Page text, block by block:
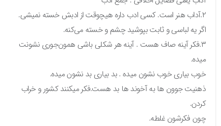
اگر یه لباسی و ثابت بپوشید چشم و خسته می‌کنه.
۳.فکر آینه صاف هست . آینه هر شکلی باشی همون‌جوری نشونت
میده.
خوب بیاری خوب نشون میده . بد بیاری بد نشون میده.
ذهنیت جوون ها به آخوند ها بد هست.فکر میکنند کشور و خراب
کردن.
چون فکرشون غلطه.